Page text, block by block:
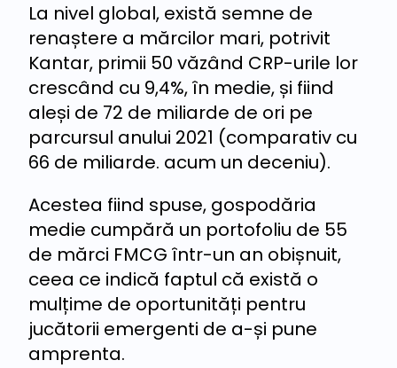
La nivel global, există semne de
renaștere a mărcilor mari, potrivit
Kantar, primii 50 văzând CRP-urile lor
crescând cu 9,4%, în medie, și fiind
aleși de 72 de miliarde de ori pe
parcursul anului 2021 (comparativ cu
66 de miliarde. acum un deceniu).
Acestea fiind spuse, gospodăria
medie cumpără un portofoliu de 55
de mărci FMCG într-un an obișnuit,
ceea ce indică faptul că există o
mulțime de oportunități pentru
jucătorii emergenti de a-și pune
amprenta.